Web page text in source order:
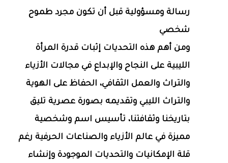
رسالة ومسؤولية قبل أن تكون مجرد طموح
شخصي
ومن أهم هذه التحديات إثبات قدرة المرأة
الليبية على النجاح والإبداع في مجالات الأزياء
والتراث والعمل الثقافي، الحفاظ على الهوية
والتراث الليبي وتقديمه بصورة عصرية تليق
بتاريخنا وثقافتنا، تأسيس اسم وشخصية
مميزة في عالم الأزياء والصناعات الحرفية رغم
قلة الإمكانيات والتحديات الموجودة وإنشاء